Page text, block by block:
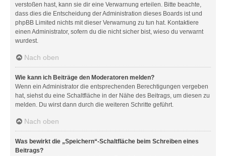
verstoßen hast, kann sie dir eine Verwarnung erteilen. Bitte beachte,
dass dies die Entscheidung der Administration dieses Boards ist und
phpBB Limited nichts mit dieser Verwarnung zu tun hat. Kontaktiere
einen Administrator, sofern du die nicht sicher bist, wieso du verwarnt
wurdest.
Nach oben
Wie kann ich Beiträge den Moderatoren melden?
Wenn ein Administrator die entsprechenden Berechtigungen vergeben
hat, siehst du eine Schaltfläche in der Nähe des Beitrags, um diesen zu
melden. Du wirst dann durch die weiteren Schritte geführt.
Nach oben
Was bewirkt die „Speichern“-Schaltfläche beim Schreiben eines
Beitrags?